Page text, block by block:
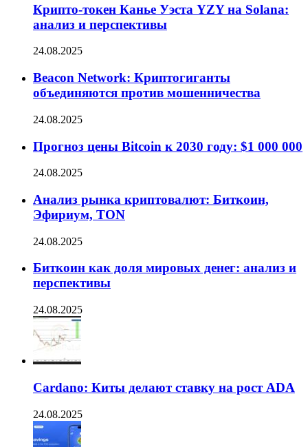
Крипто-токен Канье Уэста YZY на Solana:
анализ и перспективы
24.08.2025
Beacon Network: Криптогиганты
объединяются против мошенничества
24.08.2025
Прогноз цены Bitcoin к 2030 году: $1 000 000
24.08.2025
Анализ рынка криптовалют: Биткоин,
Эфириум, TON
24.08.2025
Биткоин как доля мировых денег: анализ и
перспективы
24.08.2025
Cardano: Киты делают ставку на рост ADA
24.08.2025